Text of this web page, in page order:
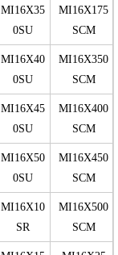
MI16X35
0SU
MI16X175
SCM
MI16X40
0SU
MI16X350
SCM
MI16X45
0SU
MI16X400
SCM
MI16X50
0SU
MI16X450
SCM
MI16X10
SR
MI16X500
SCM